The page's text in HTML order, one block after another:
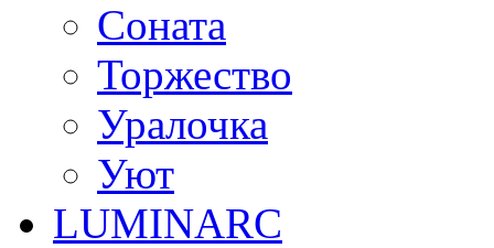
Соната
Торжество
Уралочка
Уют
LUMINARC